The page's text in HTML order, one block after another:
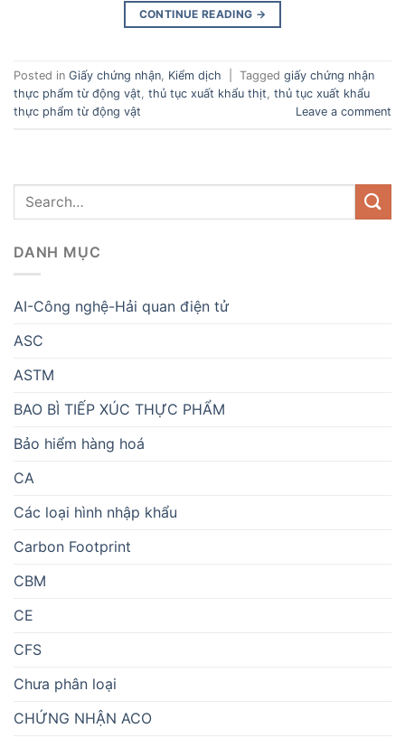
CONTINUE READING →
Posted in Giấy chứng nhận, Kiểm dịch Tagged giấy chứng nhận
thực phẩm từ động vật, thủ tục xuất khẩu thịt, thủ tục xuất khẩu
thực phẩm từ động vật
Leave a comment
DANH MỤC
AI-Công nghệ-Hải quan điện tử
ASC
ASTM
BAO BÌ TIẾP XÚC THỰC PHẨM
Bảo hiểm hàng hoá
CA
Các loại hình nhập khẩu
Carbon Footprint
CBM
CE
CFS
Chưa phân loại
CHỨNG NHẬN ACO